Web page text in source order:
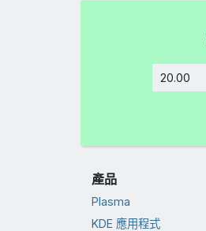
產品
Plasma
KDE 應用程式